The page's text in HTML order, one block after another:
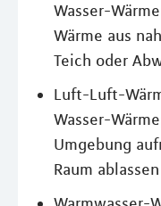
Wasser-
Wärme aus
Teich oder
Luft-Luft-
Wasser-
Umgebung
Raum ablassen